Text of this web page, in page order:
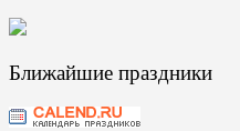
Ближайшие праздники